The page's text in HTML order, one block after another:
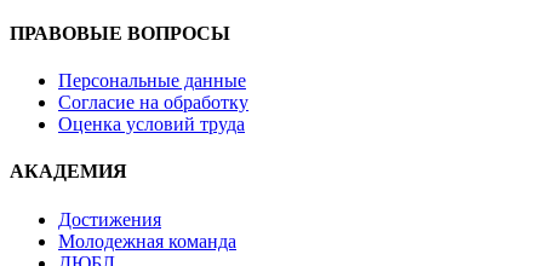
ПРАВОВЫЕ ВОПРОСЫ
Персональные данные
Согласие на обработку
Оценка условий труда
АКАДЕМИЯ
Достижения
Молодежная команда